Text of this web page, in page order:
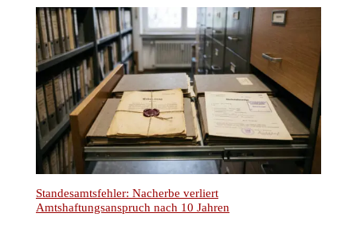
Standesamtsfehler: Nacherbe verliert
Amtshaftungsanspruch nach 10 Jahren